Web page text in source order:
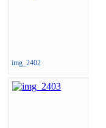
img_2402